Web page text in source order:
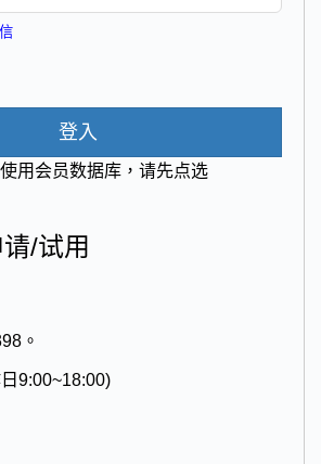
登入
用会员数据库，请先点选
/试用
。
9:00~18:00)